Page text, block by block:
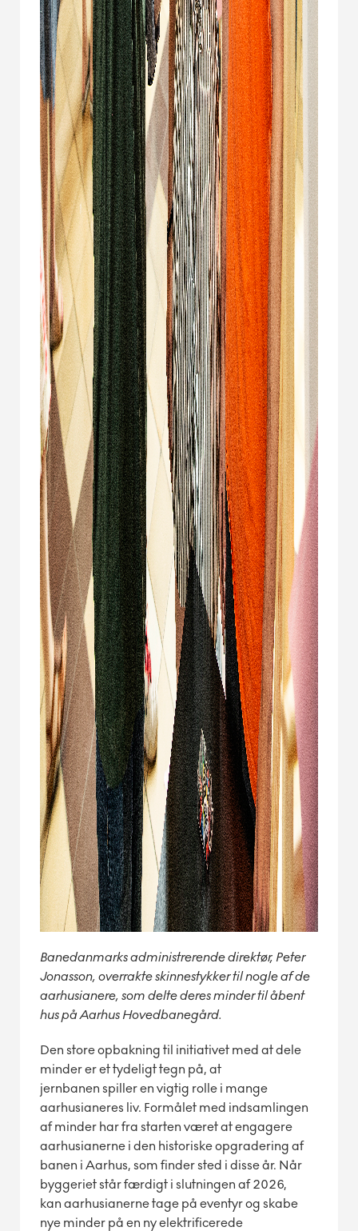
Banedanmarks administrerende direktør, Peter
Jonasson, overrakte skinnestykker til nogle af de
aarhusianere, som delte deres minder til åbent
hus på Aarhus Hovedbanegård.
Den store opbakning til initiativet med at dele
minder er et tydeligt tegn på, at
jernbanen spiller en vigtig rolle i mange
aarhusianeres liv. Formålet med indsamlingen
af minder har fra starten været at engagere
aarhusianerne i den historiske opgradering af
banen i Aarhus, som finder sted i disse år. Når
byggeriet står færdigt i slutningen af 2026,
kan aarhusianerne tage på eventyr og skabe
nye minder på en ny elektrificerede